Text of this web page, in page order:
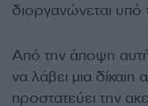
διοργανώνεται υπό
Από την άποψη
να λάβει μια
προστατεύει την